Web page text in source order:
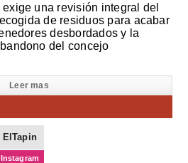
exige una revisión integral del
de residuos para acabar
desbordados y la
del concejo
Leer mas
ElTapin
Instagram